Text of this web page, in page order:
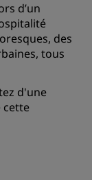
d’un
des
tous
d'une
cette